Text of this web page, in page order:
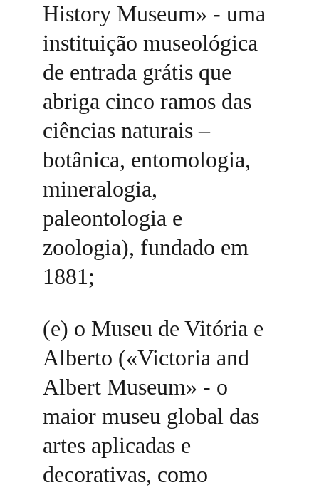
History Museum» - uma
instituição museológica
de entrada grátis que
abriga cinco ramos das
ciências naturais –
botânica, entomologia,
mineralogia,
paleontologia e
zoologia), fundado em
1881;
(e) o Museu de Vitória e
Alberto («Victoria and
Albert Museum» - o
maior museu global das
artes aplicadas e
decorativas, como